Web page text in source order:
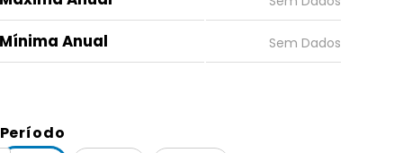
Mínima Anual
Período